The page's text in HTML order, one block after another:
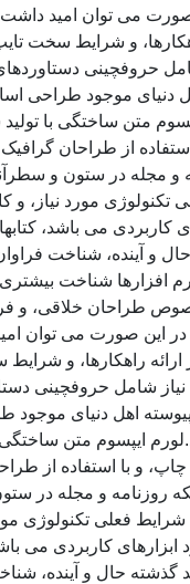
صورت می توان امید
و شرایط سخت
حروفچینی
دنیای موجود طراحی
متن ساختگی با
از طراحان
و مجله در ستون و
مورد نیاز، و
کاربردی می باشد،
و آینده، شناخت
افزارها شناخت
طراحان خلاقی، و
در این صورت می توان
راهکارها، و شرایط
شامل حروفچینی
اهل دنیای موجود
ایپسوم متن
و با استفاده از
روزنامه و مجله در
فعلی تکنولوژی
ابزارهای کاربردی می
حال و آینده،